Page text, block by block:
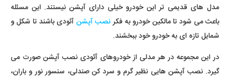
مدل های قدیمی تر این خودرو خیلی دارای آپشن نیستند. این مسئله
باعث می شود تا مالکین خودرو به فکرنصب آپشن آئودی باشند تا شکل و
شمایل تازه ای به خودرو خود ببخشند.
در این مجموعه در هر مدلی از خودروهای آئودی نصب آپشن صورت می
گیرد. نصب آپشن هایی نظیر گرم و سرد کن صندلی، سنسور نور و باران،